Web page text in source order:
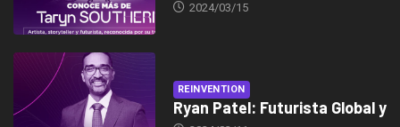
2024/03/15
REINVENTION
Ryan Patel: Futurista Global y